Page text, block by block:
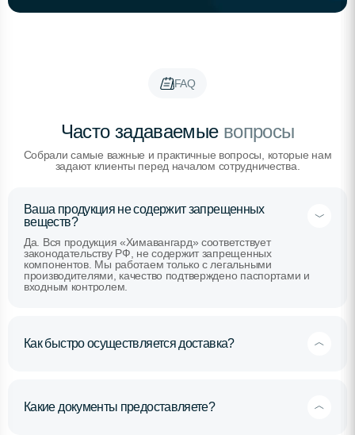
FAQ
Часто задаваемыевопросы
Собрали самые важные и практичные вопросы, которые нам
задают клиенты перед началом сотрудничества.
Ваша продукция не содержит запрещенных
веществ?
Да. Вся продукция «Химавангард» соответствует
законодательству РФ, не содержит запрещенных
компонентов. Мы работаем только с легальными
производителями, качество подтверждено паспортами и
входным контролем.
Как быстро осуществляется доставка?
Какие документы предоставляете?